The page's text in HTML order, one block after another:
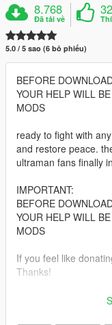
8.768
Đã tải về
32
5.0 / 5 sao (6 bỏ phiếu)
BEFORE
YOUR HELP WILL
MODS
ready to fight with
and restore peace.
ultraman fans finally
IMPORTANT:
BEFORE
YOUR HELP WILL
MODS
If you feel like
Thanks!
Official Facebook: